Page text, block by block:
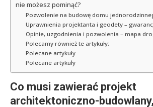
nie możesz pominąć?
Pozwolenie na budowę domu
Uprawnienia projektanta i geodety –
Opinie, uzgodnienia i pozwolenia – mapa
Polecamy również te artykuły:
Polecane artykuły
Polecane artykuły
Co musi zawierać projekt
architektoniczno-